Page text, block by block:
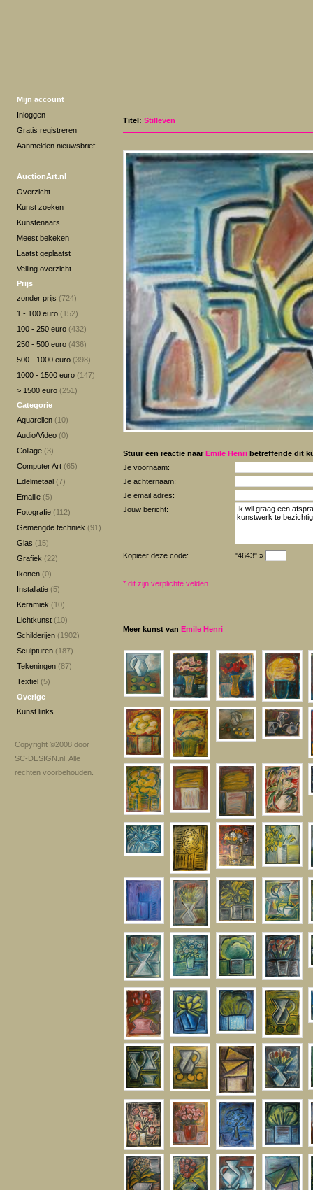
Mijn account
Inloggen
Gratis registreren
Aanmelden nieuwsbrief
AuctionArt.nl
Overzicht
Kunst zoeken
Kunstenaars
Meest bekeken
Laatst geplaatst
Veiling overzicht
Prijs
zonder prijs (724)
1 - 100 euro (152)
100 - 250 euro (432)
250 - 500 euro (436)
500 - 1000 euro (398)
1000 - 1500 euro (147)
> 1500 euro (251)
Categorie
Aquarellen (10)
Audio/Video (0)
Collage (3)
Computer Art (65)
Edelmetaal (7)
Emaille (5)
Fotografie (112)
Gemengde techniek (91)
Glas (15)
Grafiek (22)
Ikonen (0)
Installatie (5)
Keramiek (10)
Lichtkunst (10)
Schilderijen (1902)
Sculpturen (187)
Tekeningen (87)
Textiel (5)
Overige
Kunst links
Copyright ©2008 door
SC-DESIGN.nl . Alle
rechten voorbehouden.
Titel: Stilleven
Stuur een reactie naar Emile Henri betreffende dit
Je voornaam:
Je achternaam:
Je email adres:
Jouw bericht:
Kopieer deze code: "4643" »
* dit zijn verplichte velden.
Meer kunst van Emile Henri